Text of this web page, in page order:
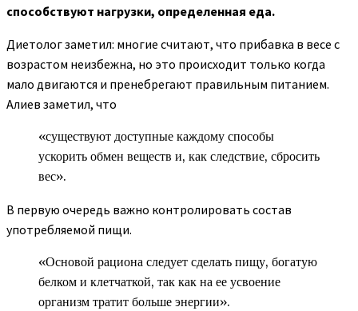
способствуют нагрузки, определенная еда.
Диетолог заметил: многие считают, что прибавка в весе с
возрастом неизбежна, но это происходит только когда
мало двигаются и пренебрегают правильным питанием.
Алиев заметил, что
«существуют доступные каждому способы
ускорить обмен веществ и, как следствие, сбросить
вес».
В первую очередь важно контролировать состав
употребляемой пищи.
«Основой рациона следует сделать пищу, богатую
белком и клетчаткой, так как на ее усвоение
организм тратит больше энергии».